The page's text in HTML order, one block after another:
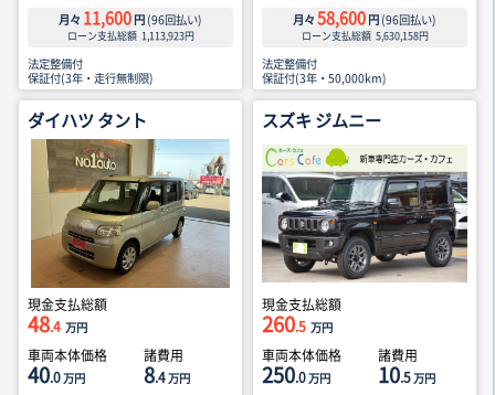
月々 11,600 円 (96回払い)
ローン支払総額 1,113,923円
法定整備付
保証付(3年・走行無制限)
月々 58,600 円 (96回払い)
ローン支払総額 5,630,158円
法定整備付
保証付(3年・50,000km)
ダイハツ タント
現金支払総額
48.4 万円
車両本体価格
40.0万円
諸費用
8.4万円
スズキ ジムニー
現金支払総額
260.5 万円
車両本体価格
250.0万円
諸費用
10.5万円